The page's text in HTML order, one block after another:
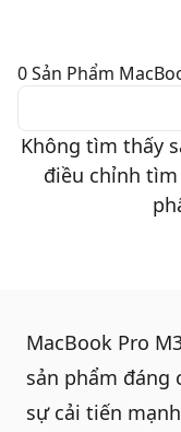
Sửa Chữa
Thay Linh Kiện
0Sản Phẩm
Không tìm thấy
điều chỉnh
MacBook Pro
sản phẩm đáng
sự cải tiến